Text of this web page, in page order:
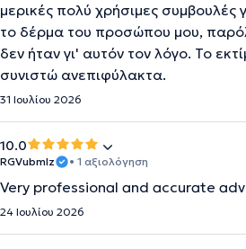
μερικές πολύ χρήσιμες συμβουλές
το δέρμα του προσώπου μου,
δεν ήταν γι' αυτόν τον λόγο. Το
συνιστώ ανεπιφύλακτα.
31 Ιουλίου 2026
10.0
RGVubmlz • 1 αξιολόγηση
Very professional and accurate
24 Ιουλίου 2026